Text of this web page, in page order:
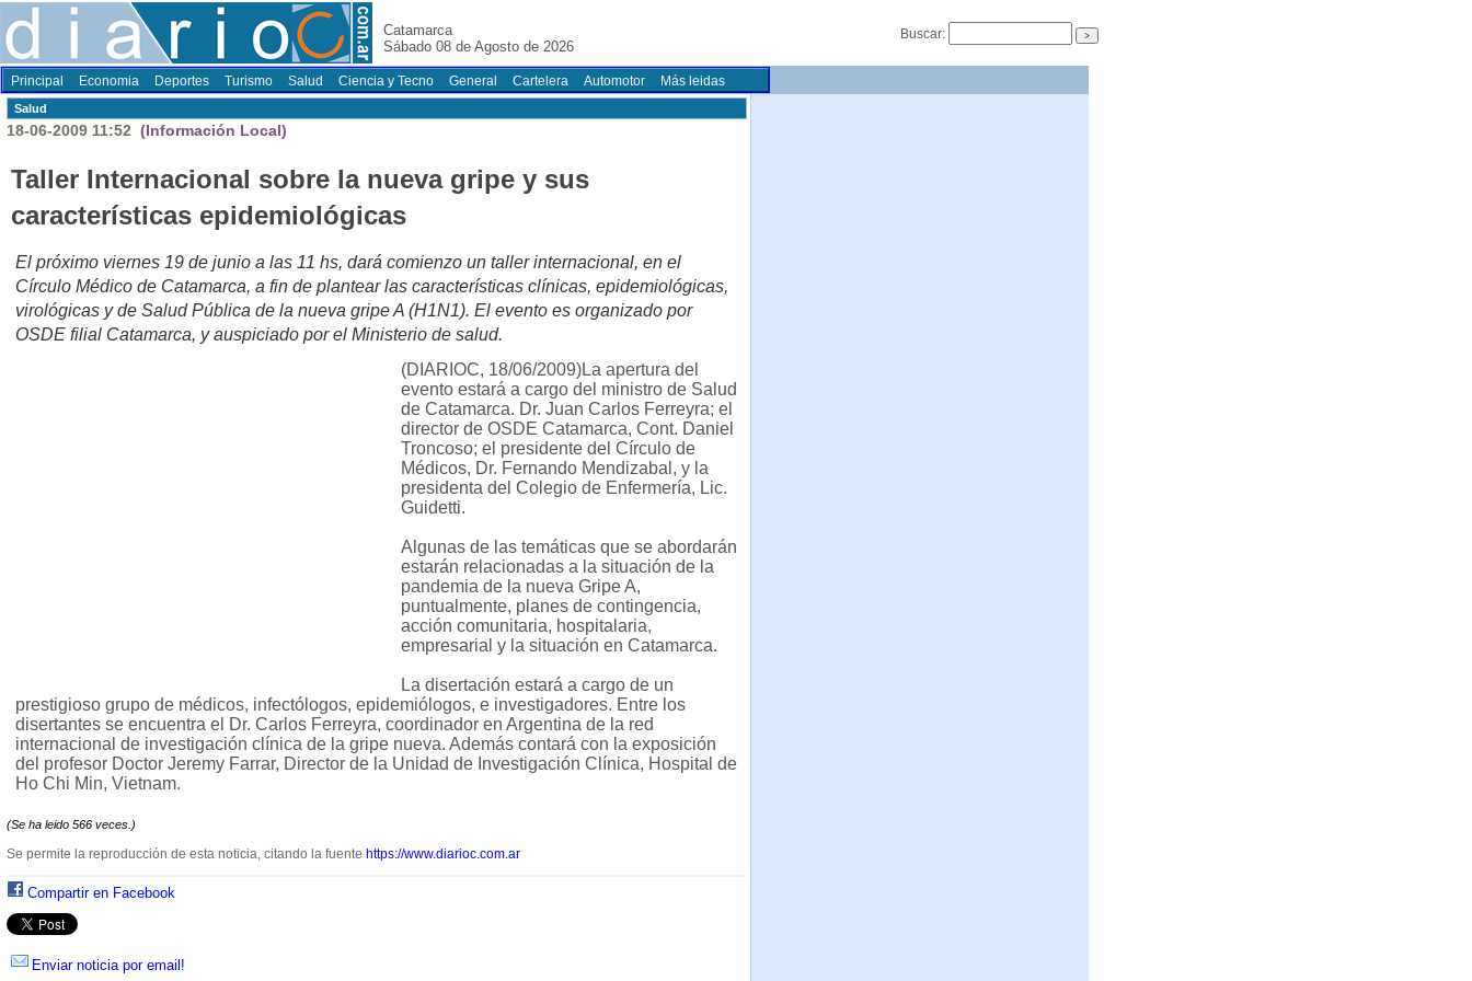
Catamarca
Sábado 08 de Agosto de 2026
Buscar:
Principal Economia Deportes Turismo Salud Ciencia y Tecno General Cartelera Automotor Más leidas
Salud
18-06-2009 11:52 (Información Local)
Taller Internacional sobre la nueva gripe y sus
características epidemiológicas
El próximo viernes 19 de junio a las 11 hs, dará comienzo un taller internacional, en el
Círculo Médico de Catamarca, a fin de plantear las características clínicas, epidemiológicas,
virológicas y de Salud Pública de la nueva gripe A (H1N1). El evento es organizado por
OSDE filial Catamarca, y auspiciado por el Ministerio de salud.
(DIARIOC, 18/06/2009)La apertura del
evento estará a cargo del ministro de Salud
de Catamarca. Dr. Juan Carlos Ferreyra; el
director de OSDE Catamarca, Cont. Daniel
Troncoso; el presidente del Círculo de
Médicos, Dr. Fernando Mendizabal, y la
presidenta del Colegio de Enfermería, Lic.
Guidetti.
Algunas de las temáticas que se abordarán
estarán relacionadas a la situación de la
pandemia de la nueva Gripe A,
puntualmente, planes de contingencia,
acción comunitaria, hospitalaria,
empresarial y la situación en Catamarca.
La disertación estará a cargo de un
prestigioso grupo de médicos, infectólogos, epidemiólogos, e investigadores. Entre los
disertantes se encuentra el Dr. Carlos Ferreyra, coordinador en Argentina de la red
internacional de investigación clínica de la gripe nueva. Además contará con la exposición
del profesor Doctor Jeremy Farrar, Director de la Unidad de Investigación Clínica, Hospital de
Ho Chi Min, Vietnam.
(Se ha leido 566 veces.)
Se permite la reproducción de esta noticia, citando la fuente https://www.diarioc.com.ar
Compartir en Facebook
Enviar noticia por email!